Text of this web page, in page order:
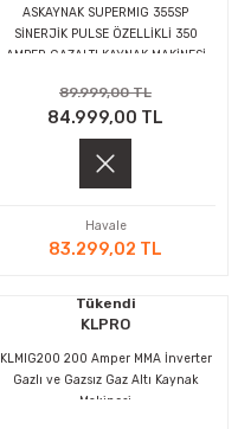
ASKAYNAK SUPERMIG 355SP
SİNERJİK PULSE ÖZELLİKLİ 350
AMPER GAZALTI KAYNAK MAKİNESİ
89.999,00 TL
84.999,00 TL
Havale
83.299,02 TL
Tükendi
KLPRO
KLMIG200 200 Amper MMA İnverter
Gazlı ve Gazsız Gaz Altı Kaynak
Makinesi